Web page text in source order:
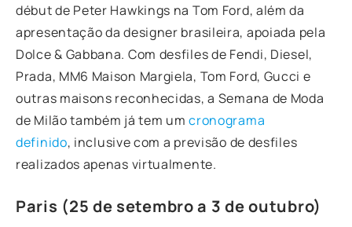
début de Peter Hawkings na Tom Ford, além da
apresentação da designer brasileira, apoiada pela
Dolce & Gabbana. Com desfiles de Fendi, Diesel,
Prada, MM6 Maison Margiela, Tom Ford, Gucci e
outras maisons reconhecidas, a Semana de Moda
de Milão também já tem umcronograma
definido, inclusive com a previsão de desfiles
realizados apenas virtualmente.
Paris (25 de setembro a 3 de outubro)